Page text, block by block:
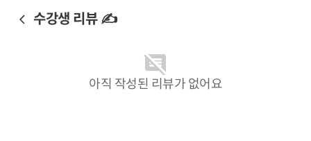
수강생 리뷰 ✍️
아직 작성된 리뷰가 없어요